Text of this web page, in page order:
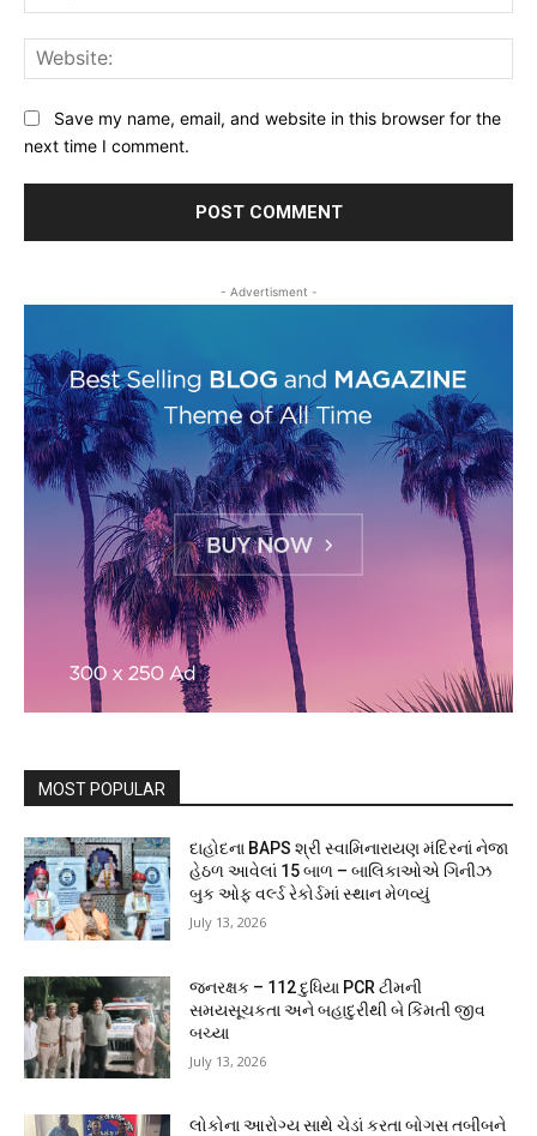
Save my name, email, and website in this browser for the
next time I comment.
- Advertisment -
MOST POPULAR
દાહોદના BAPS શ્રી સ્વામિનારાયણ મંદિરનાં નેજા
હેઠળ આવેલાં 15 બાળ – બાલિકાઓએ ગિનીઝ
બુક ઓફ વર્લ્ડ રેકોર્ડમાં સ્થાન મેળવ્યું
July 13, 2026
જનરક્ષક – 112 દુધિયા PCR ટીમની
સમયસૂચકતા અને બહાદુરીથી બે કિંમતી જીવ
બચ્યા
July 13, 2026
લોકોના આરોગ્ય સાથે ચેડાં કરતા બોગસ તબીબને